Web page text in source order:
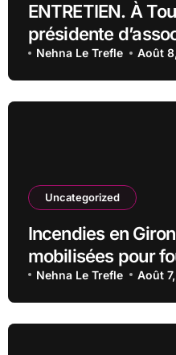
ENTRETIEN. À
présidente
sonnette d’alarme
vers la
Nehna Le Trefle Août
Uncategorized
Incendies en
mobilisées pour
vitaux aux
Nehna Le Trefle Août